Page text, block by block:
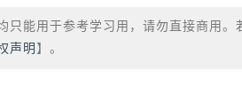
能用于参考学习用，请勿直接商用。
声明 】。